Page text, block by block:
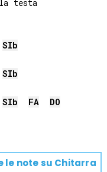
testa
SIb
SIb
SIb FA
DO
le note su Chitarra